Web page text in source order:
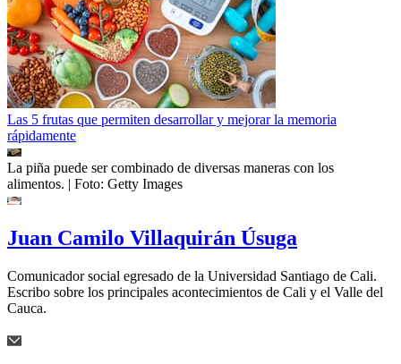
Las 5 frutas que permiten desarrollar y mejorar la memoria
rápidamente
La piña puede ser combinado de diversas maneras con los
alimentos. | Foto: Getty Images
Juan Camilo Villaquirán Úsuga
Comunicador social egresado de la Universidad Santiago de Cali.
Escribo sobre los principales acontecimientos de Cali y el Valle del
Cauca.